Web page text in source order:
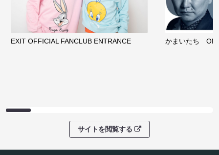
EXIT OFFICIAL FANCLUB ENTRANCE かまいたち
サイトを閲覧する